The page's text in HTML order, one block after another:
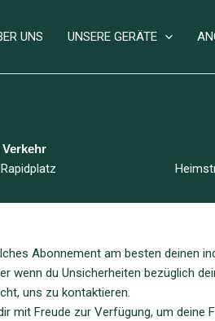
UNS UNSERE GERÄTE
Abonnement am besten deinen
wenn du Unsicherheiten bezüglich
uns zu kontaktieren.
mit Freude zur Verfügung, um deine